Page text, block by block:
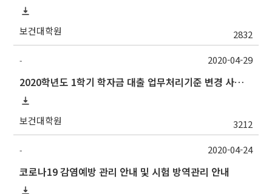
보건대학원 2832
-
2020학년도 1학기 학자금 대출 업무처리기준 변경 사항 및 실행 마감 안내
보건대학원 3212
2020-04-29
-
코로나19 감염예방 관리 안내 및 시험 방역관리 안내
2020-04-24